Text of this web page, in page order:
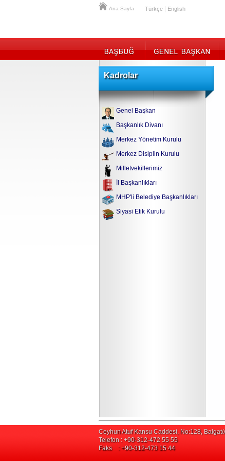
Ana Sayfa Türkçe English
Kadrolar
Genel Başkan
Başkanlık Divanı
Merkez Yönetim Kurulu
Merkez Disiplin Kurulu
Milletvekillerimiz
İl Başkanlıkları
MHP'li Belediye Başkanlıkları
Siyasi Etik Kurulu
Ceyhun Atuf Kansu Caddesi, No:128,
Telefon : +90-312-472 55 55
Faks : +90-312-473 15 44